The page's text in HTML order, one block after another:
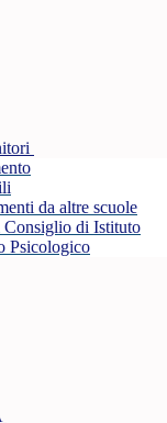
da altre scuole
Consiglio di Istituto
Psicologico